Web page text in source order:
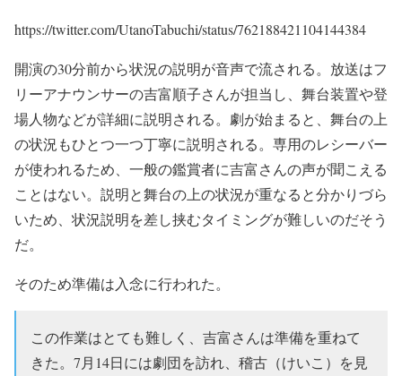
https://twitter.com/UtanoTabuchi/status/762188421104144384
開演の30分前から状況の説明が音声で流される。放送はフ
リーアナウンサーの吉富順子さんが担当し、舞台装置や登
場人物などが詳細に説明される。劇が始まると、舞台の上
の状況もひとつ一つ丁寧に説明される。専用のレシーバー
が使われるため、一般の鑑賞者に吉富さんの声が聞こえる
ことはない。説明と舞台の上の状況が重なると分かりづら
いため、状況説明を差し挟むタイミングが難しいのだそう
だ。
そのため準備は入念に行われた。
この作業はとても難しく、吉富さんは準備を重ねて
きた。7月14日には劇団を訪れ、稽古（けいこ）を見